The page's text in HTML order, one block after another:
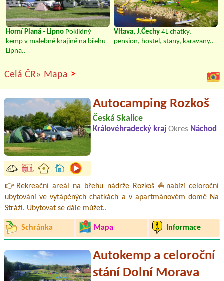
Horní Planá - Lipno Poklidný
kemp v malebné krajině na břehu
Lipna..
Vltava, J.Čechy 4L chatky,
pension, hostel, stany, karavany..
Celá ČR» Mapa >
Autocamping Rozkoš
Česká Skalice
Královéhradecký kraj Okres Náchod
👉Rekreační areál na břehu nádrže Rozkoš ⛵nabízí celoroční
ubytování ve vytápěných chatkách a v apartmánovém domě Na
Stráži. Ubytovat se dále můžet..
Schránka Mapa Informace
Autokemp a celoroční
stání Dolní Morava